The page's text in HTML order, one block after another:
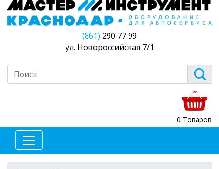
(861) 290 77 99
ул. Новороссийская 7/1
0 Товаров